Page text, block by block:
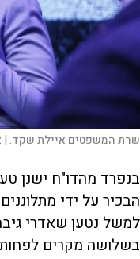
שרת המשפטים איילת שקד. |
בנפרד מהדו"ח ישנן
הבכיר על ידי
למשל נטען שאדרי
בשלושה מקרים